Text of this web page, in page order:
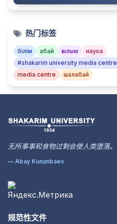
热门标签
білім абай ғылым
наука
#shakarim university media centre
media centre
шалабай
无所事事和食物过剩会使人类堕落。
— Abay Kunanbaev
规范性文件